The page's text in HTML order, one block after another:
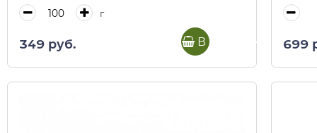
г
349 руб. В корзину 699